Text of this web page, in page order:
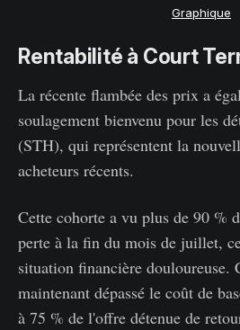
Graphique
Rentabilité à Court
La récente flambée des prix a
soulagement bienvenu pour les
(STH), qui représentent la
acheteurs récents.
Cette cohorte a vu plus de 90 %
perte à la fin du mois de juillet,
situation financière douloureuse.
maintenant dépassé le coût de
à 75 % de l'offre détenue de